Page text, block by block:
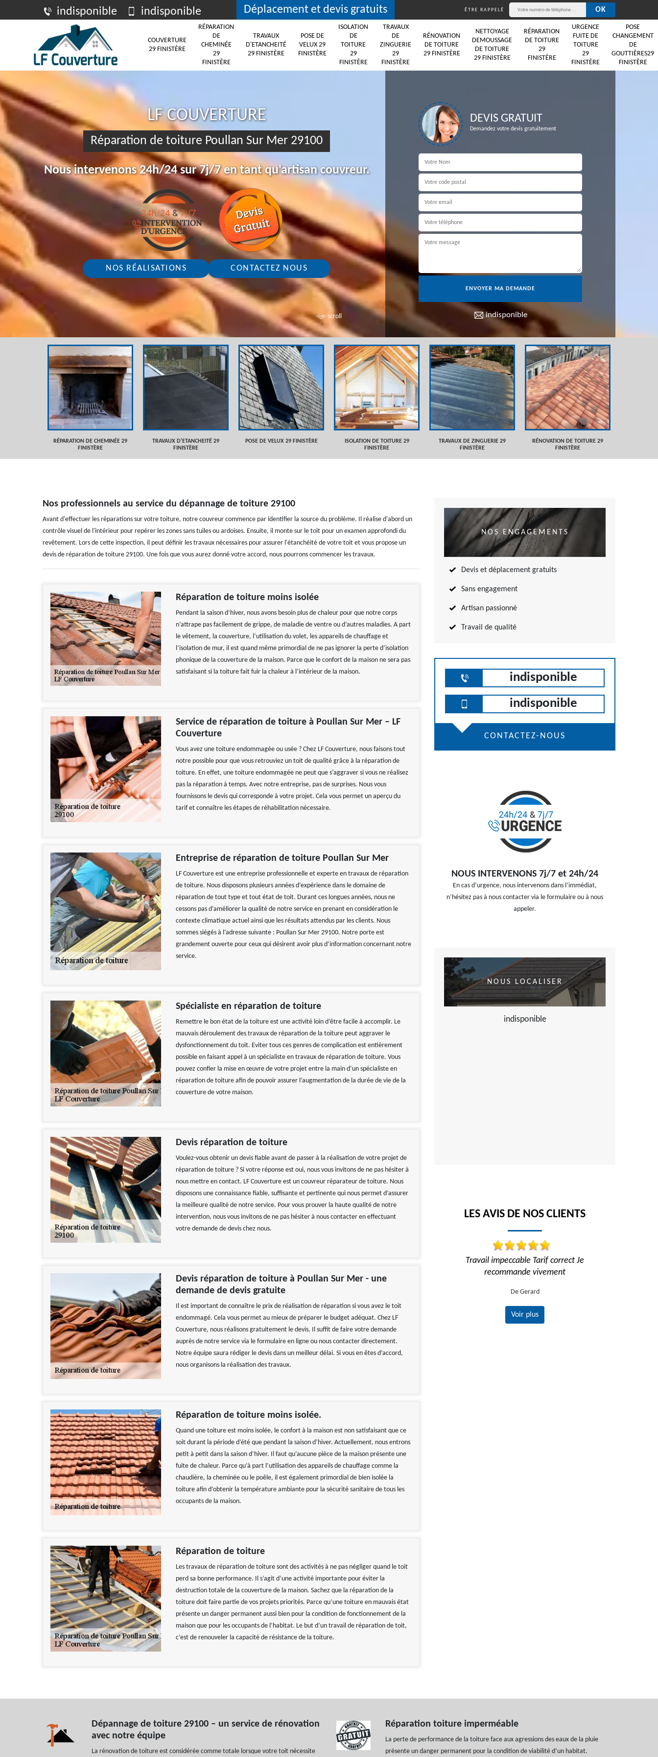
indisponible indisponible Déplacement et devis gratuits ÊTRE RAPPELÉ
COUVERTURE
29 FINISTÈRE
RÉPARATION
DE
CHEMINÉE
29
FINISTÈRE
TRAVAUX
D'ETANCHEITÉ
29 FINISTÈRE
POSE DE
VELUX 29
FINISTÈRE
ISOLATION
DE
TOITURE
29
FINISTÈRE
TRAVAUX
DE
ZINGUERIE
29
FINISTÈRE
RÉNOVATION
DE TOITURE
29 FINISTÈRE
NETTOYAGE
DEMOUSSAGE
DE TOITURE
29 FINISTÈRE
RÉPARATION
DE TOITURE
29
FINISTÈRE
URGENCE
FUITE DE
TOITURE
29
FINISTÈRE
POSE
CHANGEMENT
DE
GOUTTIÈRES29
FINISTÈRE
scroll
LF COUVERTURE
Réparation de toiture Poullan Sur Mer 29100
Nous intervenons 24h/24 sur 7j/7 en tant qu'artisan couvreur.
NOS RÉALISATIONS CONTACTEZ NOUS
DEVIS GRATUIT
Demandez votre devis gratuitement
indisponible
RÉPARATION DE CHEMINÉE 29
FINISTÈRE
TRAVAUX D'ETANCHEITÉ 29
FINISTÈRE
POSE DE VELUX 29 FINISTÈRE
ISOLATION DE TOITURE 29
FINISTÈRE
TRAVAUX DE ZINGUERIE 29
FINISTÈRE
RÉNOVATION DE TOITURE 29
FINISTÈRE
Nos professionnels au service du dépannage de toiture 29100
Avant d'effectuer les réparations sur votre toiture, notre couvreur commence par identifier la source du problème. Il réalise d'abord un
contrôle visuel de l'intérieur pour repérer les zones sans tuiles ou ardoises. Ensuite, il monte sur le toit pour un examen approfondi du
revêtement. Lors de cette inspection, il peut définir les travaux nécessaires pour assurer l'étanchéité de votre toit et vous propose un
devis de réparation de toiture 29100. Une fois que vous aurez donné votre accord, nous pourrons commencer les travaux.
Réparation de toiture moins isolée
Pendant la saison d’hiver, nous avons besoin plus de chaleur pour que notre corps
n’attrape pas facilement de grippe, de maladie de ventre ou d’autres maladies. A part
le vêtement, la couverture, l’utilisation du volet, les appareils de chauffage et
l’isolation de mur, il est quand même primordial de ne pas ignorer la perte d’isolation
phonique de la couverture de la maison. Parce que le confort de la maison ne sera pas
satisfaisant si la toiture fait fuir la chaleur à l’intérieur de la maison.
Service de réparation de toiture à Poullan Sur Mer – LF
Couverture
Vous avez une toiture endommagée ou usée ? Chez LF Couverture, nous faisons tout
notre possible pour que vous retrouviez un toit de qualité grâce à la réparation de
toiture. En effet, une toiture endommagée ne peut que s’aggraver si vous ne réalisez
pas la réparation à temps. Avec notre entreprise, pas de surprises. Nous vous
fournissons le devis qui corresponde à votre projet. Cela vous permet un aperçu du
tarif et connaître les étapes de réhabilitation nécessaire.
Entreprise de réparation de toiture Poullan Sur Mer
LF Couverture est une entreprise professionnelle et experte en travaux de réparation
de toiture. Nous disposons plusieurs années d’expérience dans le domaine de
réparation de tout type et tout état de toit. Durant ces longues années, nous ne
cessons pas d’améliorer la qualité de notre service en prenant en considération le
contexte climatique actuel ainsi que les résultats attendus par les clients. Nous
sommes siégés à l’adresse suivante : Poullan Sur Mer 29100. Notre porte est
grandement ouverte pour ceux qui désirent avoir plus d’information concernant notre
service.
Spécialiste en réparation de toiture
Remettre le bon état de la toiture est une activité loin d’être facile à accomplir. Le
mauvais déroulement des travaux de réparation de la toiture peut aggraver le
dysfonctionnement du toit. Eviter tous ces genres de complication est entièrement
possible en faisant appel à un spécialiste en travaux de réparation de toiture. Vous
pouvez confier la mise en œuvre de votre projet entre la main d’un spécialiste en
réparation de toiture afin de pouvoir assurer l’augmentation de la durée de vie de la
couverture de votre maison.
Devis réparation de toiture
Voulez-vous obtenir un devis fiable avant de passer à la réalisation de votre projet de
réparation de toiture ? Si votre réponse est oui, nous vous invitons de ne pas hésiter à
nous mettre en contact. LF Couverture est un couvreur réparateur de toiture. Nous
disposons une connaissance fiable, suffisante et pertinente qui nous permet d’assurer
la meilleure qualité de notre service. Pour vous prouver la haute qualité de notre
intervention, nous vous invitons de ne pas hésiter à nous contacter en effectuant
votre demande de devis chez nous.
Devis réparation de toiture à Poullan Sur Mer - une
demande de devis gratuite
Il est important de connaître le prix de réalisation de réparation si vous avez le toit
endommagé. Cela vous permet au mieux de préparer le budget adéquat. Chez LF
Couverture, nous réalisons gratuitement le devis. Il suffit de faire votre demande
auprès de notre service via le formulaire en ligne ou nous contacter directement.
Notre équipe saura rédiger le devis dans un meilleur délai. Si vous en êtes d’accord,
nous organisons la réalisation des travaux.
Réparation de toiture moins isolée.
Quand une toiture est moins isolée, le confort à la maison est non satisfaisant que ce
soit durant la période d’été que pendant la saison d’hiver. Actuellement, nous entrons
petit à petit dans la saison d’hiver. Il faut qu’aucune pièce de la maison présente une
fuite de chaleur. Parce qu’à part l’utilisation des appareils de chauffage comme la
chaudière, la cheminée ou le poêle, il est également primordial de bien isolée la
toiture afin d’obtenir la température ambiante pour la sécurité sanitaire de tous les
occupants de la maison.
Réparation de toiture
Les travaux de réparation de toiture sont des activités à ne pas négliger quand le toit
perd sa bonne performance. Il s’agit d’une activité importante pour éviter la
destruction totale de la couverture de la maison. Sachez que la réparation de la
toiture doit faire partie de vos projets priorités. Parce qu’une toiture en mauvais état
présente un danger permanent aussi bien pour la condition de fonctionnement de la
maison que pour les occupants de l’habitat. Le but d’un travail de réparation de toit,
c’est de renouveler la capacité de résistance de la toiture.
NOS ENGAGEMENTS
Devis et déplacement gratuits
Sans engagement
Artisan passionné
Travail de qualité
indisponible
indisponible
CONTACTEZ-NOUS
NOUS INTERVENONS 7j/7 et 24h/24
En cas d’urgence, nous intervenons dans l’immédiat,
n’hésitez pas à nous contacter via le formulaire ou à nous
appeler.
NOUS LOCALISER
indisponible
LES AVIS DE NOS CLIENTS
De Hélène De Ornella
Travail impeccable Tarif correct Je
recommande vivement
De Gerard
Voir plus
Dépannage de toiture 29100 – un service de rénovation
avec notre équipe
La rénovation de toiture est considérée comme totale lorsque votre toit nécessite
Réparation toiture imperméable
La perte de performance de la toiture face aux agressions des eaux de la pluie
présente un danger permanent pour la condition de viabilité d’un habitat.